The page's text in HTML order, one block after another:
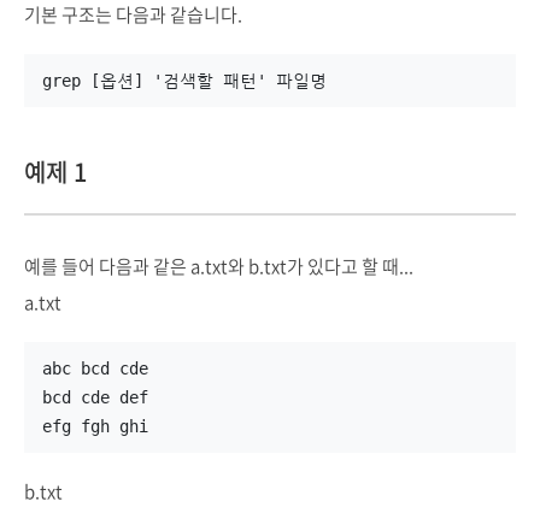
기본 구조는 다음과 같습니다.
grep [옵션] '검색할 패턴' 파일명
예제 1
예를 들어 다음과 같은 a.txt와 b.txt가 있다고 할 때...
a.txt
abc bcd cde
bcd cde def
efg fgh ghi
b.txt